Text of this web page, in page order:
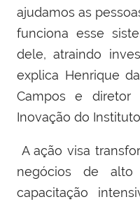
ajudamos as
funciona esse
dele, atraindo
explica Henrique
Campos e diretor
Inovação do
A ação visa
negócios de
capacitação